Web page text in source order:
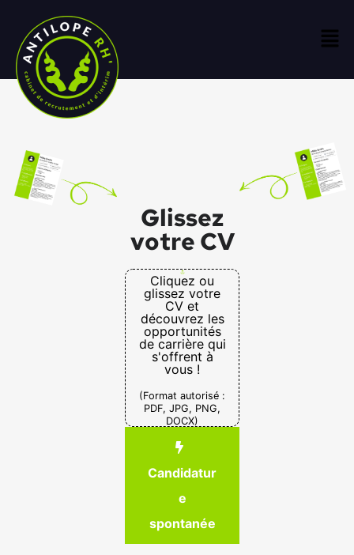
Glissez
votre CV
Cliquez ou
glissez votre
CV et
découvrez les
opportunités
de carrière qui
s'offrent à
vous !
(Format autorisé :
PDF, JPG, PNG,
DOCX)
Candidatur
e
spontanée